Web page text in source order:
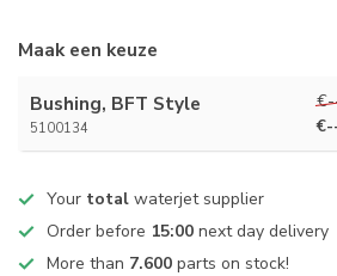
Maak een keuze
Bushing, BFT Style
5100134
Your total waterjet supplier
Order before 15:00 next day delivery
More than 7.600 parts on stock!